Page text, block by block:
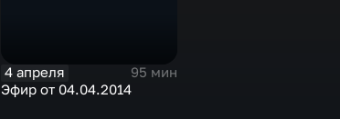
4 апреля
95 мин
Эфир от 04.04.2014